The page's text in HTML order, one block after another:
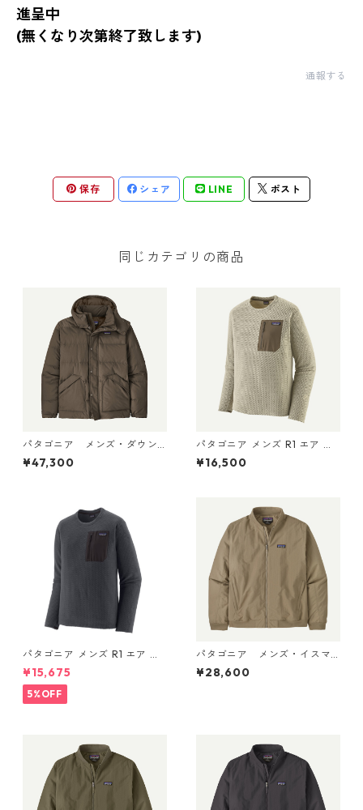
進呈中
(無くなり次第終了致します)
通報する
保存 シェア LINE ポスト
同じカテゴリの商品
パタゴニア メンズ・ダウン
ドリフト・ジャケット (カラ
ー Otter Brown) Patagonia
¥47,300
パタゴニア メンズ R1 エア ク
ルー 40236 Pelican
¥16,500
パタゴニア メンズ R1 エア ク
ルー 40236 Smolder Blue
¥15,675
5%OFF
パタゴニア メンズ・イスマ
ス・デック・ジャケット (カ
ラー Seabird Grey) Patagoni
¥28,600